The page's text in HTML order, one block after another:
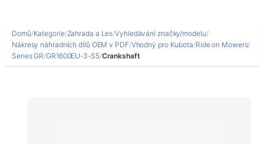
Domů/Kategorie/Zahrada a Les/Vyhledávání značky/modelu/
Nákresy náhradních dílů OEM v PDF/Vhodný pro Kubota/Ride on Mowers/
Series GR/GR1600EU-3-S5/Crankshaft